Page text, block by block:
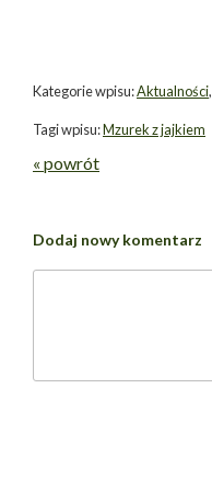
Kategorie wpisu:Aktualności,
Tagi wpisu:Mzurek z jajkiem
« powrót
Dodaj nowy komentarz